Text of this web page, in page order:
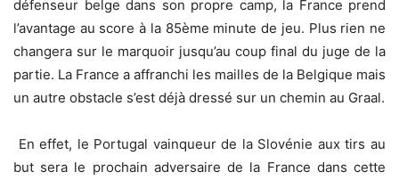
défenseur belge dans son propre camp, la France prend
l’avantage au score à la 85ème minute de jeu. Plus rien ne
changera sur le marquoir jusqu’au coup final du juge de la
partie. La France a affranchi les mailles de la Belgique mais
un autre obstacle s’est déjà dressé sur un chemin au Graal.
En effet, le Portugal vainqueur de la Slovénie aux tirs au
but sera le prochain adversaire de la France dans cette